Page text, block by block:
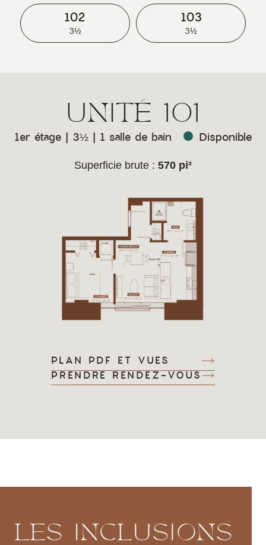
102
3½
103
3½
UNITÉ 101
1er étage | 3½ | 1 salle de bain Disponible
Superficie brute : 570 pi²
PLAN PDF ET VUES
PRENDRE RENDEZ-VOUS
LES
INCLUSIONS